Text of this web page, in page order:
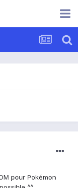
pour Pokémon